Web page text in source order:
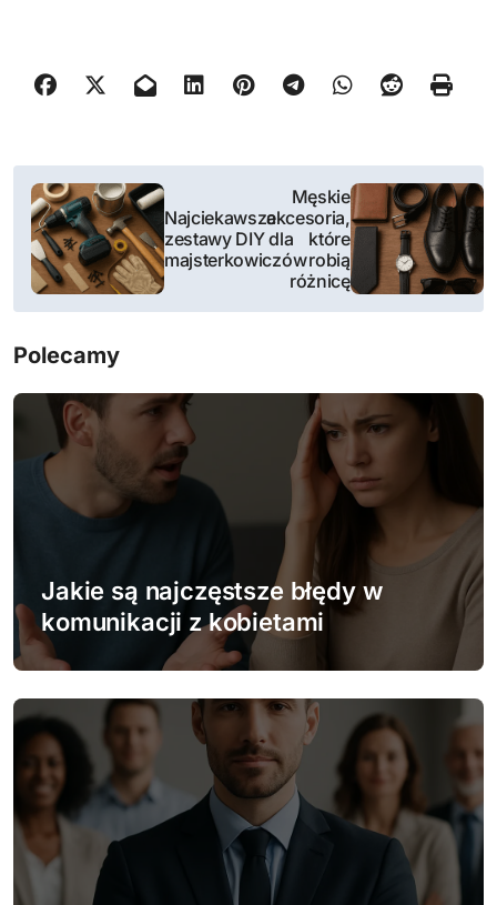
N
w
i
g
a
c
w
p
i
s
u
Najciekawsze
zestawy DIY dla
majsterkowiczów
Męskie
akcesoria,
które
robią
różnicę
Polecamy
Jakie są najczęstsze błędy w
komunikacji z kobietami